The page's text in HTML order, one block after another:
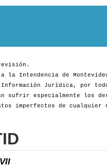
la Intendencia de
Jurídica, por
sufrir especialmente los
imperfectos de cualquier